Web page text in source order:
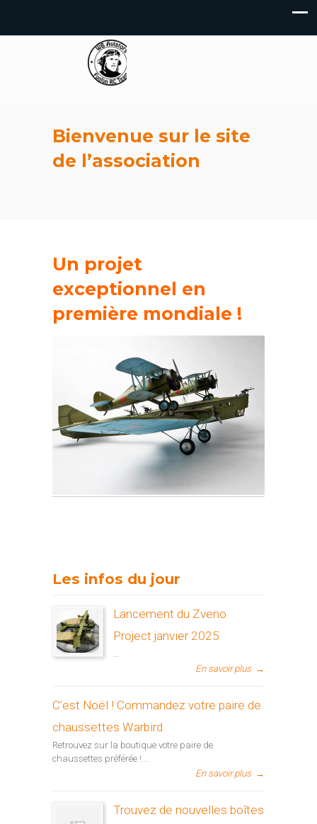
Bienvenue sur le site
de l’association
Un projet
exceptionnel en
première mondiale !
Les infos du jour
Lancement du Zveno
Project janvier 2025
...
En savoir plus →
C’est Noël ! Commandez votre paire de
chaussettes Warbird
Retrouvez sur la boutique votre paire de
chaussettes préférée !...
En savoir plus →
Trouvez de nouvelles boîtes